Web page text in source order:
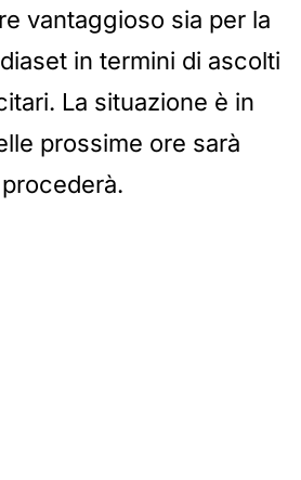
vantaggioso sia per la
in termini di ascolti
La situazione è in
prossime ore sarà